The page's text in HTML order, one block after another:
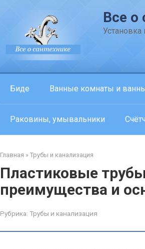
Все о
Установка
Биде Ванные комнаты и
Раковины, умывальники
Главная » Трубы и канализация
Пластиковые
преимущества и
Рубрика: Трубы и канализация